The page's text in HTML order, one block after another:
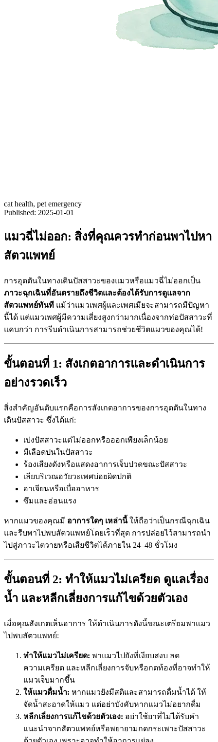
cat health, pet emergency
Published: 2025-01-01
แมวฉี่ไม่ออก: สิ่งที่คุณควรทำก่อนพาไปหา
สัตวแพทย์
การอุดตันในทางเดินปัสสาวะของแมวหรือแมวฉี่ไม่ออกเป็น
ภาวะฉุกเฉินที่อันตรายถึงชีวิตและต้องได้รับการดูแลจาก
สัตวแพทย์ทันที แม้ว่าแมวเพศผู้และเพศเมียจะสามารถมีปัญหา
นี้ได้ แต่แมวเพศผู้มีความเสี่ยงสูงกว่ามากเนื่องจากท่อปัสสาวะที่
แคบกว่า การรีบดำเนินการสามารถช่วยชีวิตแมวของคุณได้!
ขั้นตอนที่ 1: สังเกตอาการและดำเนินการ
อย่างรวดเร็ว
สิ่งสำคัญอันดับแรกคือการสังเกตอาการของการอุดตันในทาง
เดินปัสสาวะ ซึ่งได้แก่:
เบ่งปัสสาวะแต่ไม่ออกหรือออกเพียงเล็กน้อย
มีเลือดปนในปัสสาวะ
ร้องเสียงดังหรือแสดงอาการเจ็บปวดขณะปัสสาวะ
เลียบริเวณอวัยวะเพศบ่อยผิดปกติ
อาเจียนหรือเบื่ออาหาร
ซึมและอ่อนแรง
หากแมวของคุณมี อาการใดๆ เหล่านี้ให้ถือว่าเป็นกรณีฉุกเฉิน
และรีบพาไปพบสัตวแพทย์โดยเร็วที่สุด การปล่อยไว้สามารถนำ
ไปสู่ภาวะไตวายหรือเสียชีวิตได้ภายใน 24–48 ชั่วโมง
ขั้นตอนที่ 2: ทำให้แมวไม่เครียด ดูแลเรื่อง
น้ำ และหลีกเลี่ยงการแก้ไขด้วยตัวเอง
เมื่อคุณสังเกตเห็นอาการ ให้ดำเนินการดังนี้ขณะเตรียมพาแมว
ไปพบสัตวแพทย์:
ทำให้แมวไม่เครียด: พาแมวไปยังที่เงียบสงบ ลด
ความเครียด และหลีกเลี่ยงการจับหรือกดท้องที่อาจทำให้
แมวเจ็บมากขึ้น
ให้แมวดื่มน้ำ: หากแมวยังมีสติและสามารถดื่มน้ำได้ ให้
จัดน้ำสะอาดให้แมว แต่อย่าบังคับหากแมวไม่อยากดื่ม
หลีกเลี่ยงการแก้ไขด้วยตัวเอง: อย่าใช้ยาที่ไม่ได้รับคำ
แนะนำจากสัตวแพทย์หรือพยายามกดกระเพาะปัสสาวะ